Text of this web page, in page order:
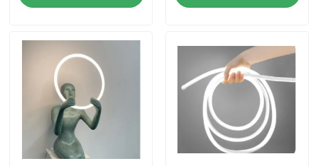
Produkty
Wycieczka po fabryce